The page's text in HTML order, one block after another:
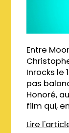
Entre
Inrocks le
pas
Honoré,
film qui,
Lire